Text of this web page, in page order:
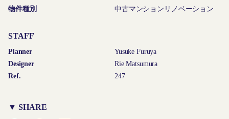
物件種別
中古マンションリノベーション
STAFF
Planner
Yusuke Furuya
Designer
Rie Matsumura
Ref.
247
▼ SHARE